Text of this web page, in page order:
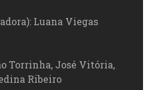
Luana Viegas
Torrinha, José Vitória,
Ribeiro